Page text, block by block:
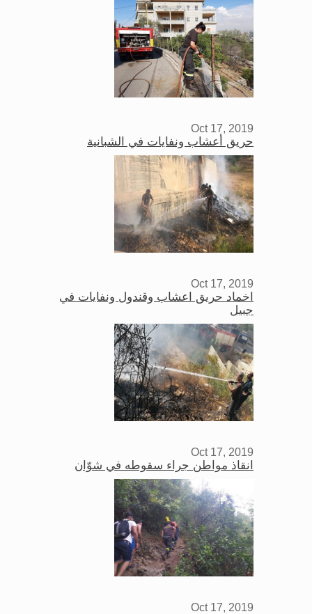
Oct 17, 2019
حريق أعشاب ونفايات في الشبانية
Oct 17, 2019
اخماد حريق اعشاب وقندول ونفايات في
جبيل
Oct 17, 2019
انقاذ مواطن جراء سقوطه في شوّان
Oct 17, 2019